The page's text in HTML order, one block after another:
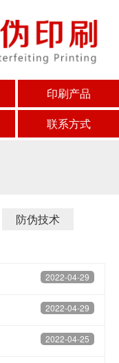
印刷产品
联系方式
防伪技术
2022-04-29
2022-04-29
2022-04-25